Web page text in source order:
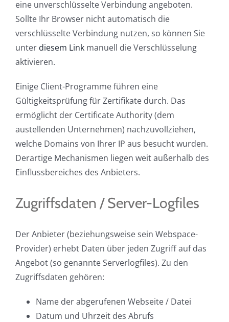
eine unverschlüsselte Verbindung angeboten.
Sollte Ihr Browser nicht automatisch die
verschlüsselte Verbindung nutzen, so können Sie
unter diesem Linkmanuell die Verschlüsselung
aktivieren.
Einige Client-Programme führen eine
Gültigkeitsprüfung für Zertifikate durch. Das
ermöglicht der Certificate Authority (dem
austellenden Unternehmen) nachzuvollziehen,
welche Domains von Ihrer IP aus besucht wurden.
Derartige Mechanismen liegen weit außerhalb des
Einflussbereiches des Anbieters.
Zugriffsdaten / Server-Logfiles
Der Anbieter (beziehungsweise sein Webspace-
Provider) erhebt Daten über jeden Zugriff auf das
Angebot (so genannte Serverlogfiles). Zu den
Zugriffsdaten gehören:
Name der abgerufenen Webseite / Datei
Datum und Uhrzeit des Abrufs